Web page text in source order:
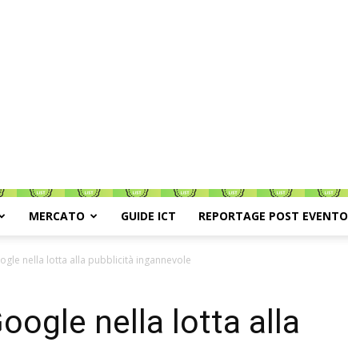
MERCATO GUIDE ICT REPORTAGE POST EVENTO
nella lotta alla pubblicità ingannevole
nella lotta alla